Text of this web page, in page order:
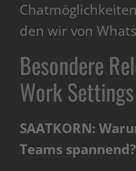
den wir von
Besondere
Work Settings
SAATKORN:
Teams spannend?